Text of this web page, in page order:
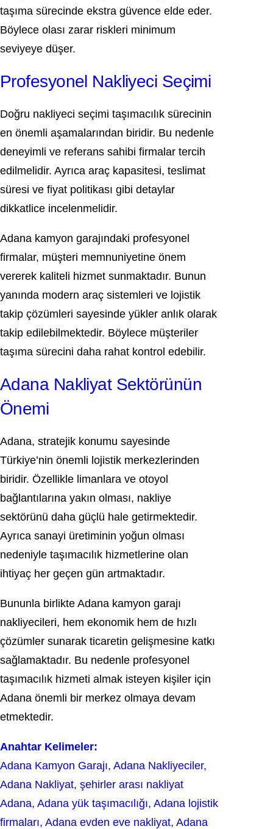
taşıma sürecinde ekstra güvence elde eder.
Böylece olası zarar riskleri minimum
seviyeye düşer.
Profesyonel Nakliyeci Seçimi
Doğru nakliyeci seçimi taşımacılık sürecinin
en önemli aşamalarından biridir. Bu nedenle
deneyimli ve referans sahibi firmalar tercih
edilmelidir. Ayrıca araç kapasitesi, teslimat
süresi ve fiyat politikası gibi detaylar
dikkatlice incelenmelidir.
Adana kamyon garajındaki profesyonel
firmalar, müşteri memnuniyetine önem
vererek kaliteli hizmet sunmaktadır. Bunun
yanında modern araç sistemleri ve lojistik
takip çözümleri sayesinde yükler anlık olarak
takip edilebilmektedir. Böylece müşteriler
taşıma sürecini daha rahat kontrol edebilir.
Adana Nakliyat Sektörünün
Önemi
Adana, stratejik konumu sayesinde
Türkiye’nin önemli lojistik merkezlerinden
biridir. Özellikle limanlara ve otoyol
bağlantılarına yakın olması, nakliye
sektörünü daha güçlü hale getirmektedir.
Ayrıca sanayi üretiminin yoğun olması
nedeniyle taşımacılık hizmetlerine olan
ihtiyaç her geçen gün artmaktadır.
Bununla birlikte Adana kamyon garajı
nakliyecileri, hem ekonomik hem de hızlı
çözümler sunarak ticaretin gelişmesine katkı
sağlamaktadır. Bu nedenle profesyonel
taşımacılık hizmeti almak isteyen kişiler için
Adana önemli bir merkez olmaya devam
etmektedir.
Anahtar Kelimeler:
Adana Kamyon Garajı, Adana Nakliyeciler,
Adana Nakliyat, şehirler arası nakliyat
Adana, Adana yük taşımacılığı, Adana lojistik
firmaları, Adana evden eve nakliyat, Adana